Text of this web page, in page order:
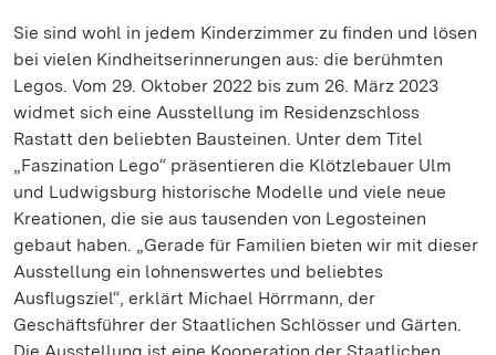
Sie sind wohl in jedem Kinderzimmer zu finden und lösen
bei vielen Kindheitserinnerungen aus: die berühmten
Legos. Vom 29. Oktober 2022 bis zum 26. März 2023
widmet sich eine Ausstellung im Residenzschloss
Rastatt den beliebten Bausteinen. Unter dem Titel
„Faszination Lego“ präsentieren die Klötzlebauer Ulm
und Ludwigsburg historische Modelle und viele neue
Kreationen, die sie aus tausenden von Legosteinen
gebaut haben. „Gerade für Familien bieten wir mit dieser
Ausstellung ein lohnenswertes und beliebtes
Ausflugsziel“, erklärt Michael Hörrmann, der
Geschäftsführer der Staatlichen Schlösser und Gärten.